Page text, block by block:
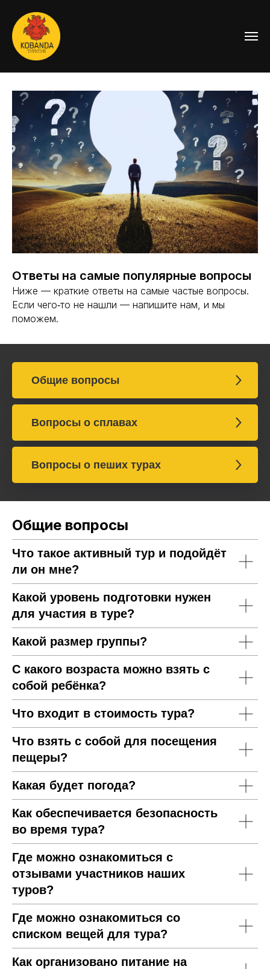
Ответы на самые популярные вопросы
Ниже — краткие ответы на самые частые вопросы.
Если чего‑то не нашли — напишите нам, и мы
поможем.
Общие вопросы
Вопросы о сплавах
Вопросы о пеших турах
Общие вопросы
Что такое активный тур и подойдёт
ли он мне?
Какой уровень подготовки нужен
для участия в туре?
Какой размер группы?
С какого возраста можно взять с
собой ребёнка?
Что входит в стоимость тура?
Что взять с собой для посещения
пещеры?
Какая будет погода?
Как обеспечивается безопасность
во время тура?
Где можно ознакомиться с
отзывами участников наших
туров?
Где можно ознакомиться со
списком вещей для тура?
Как организовано питание на